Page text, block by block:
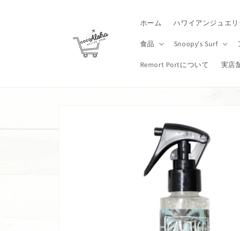
ホーム ハワイアンジュエリ
食品 Snoopy's Surf
Remort Portについて 実店